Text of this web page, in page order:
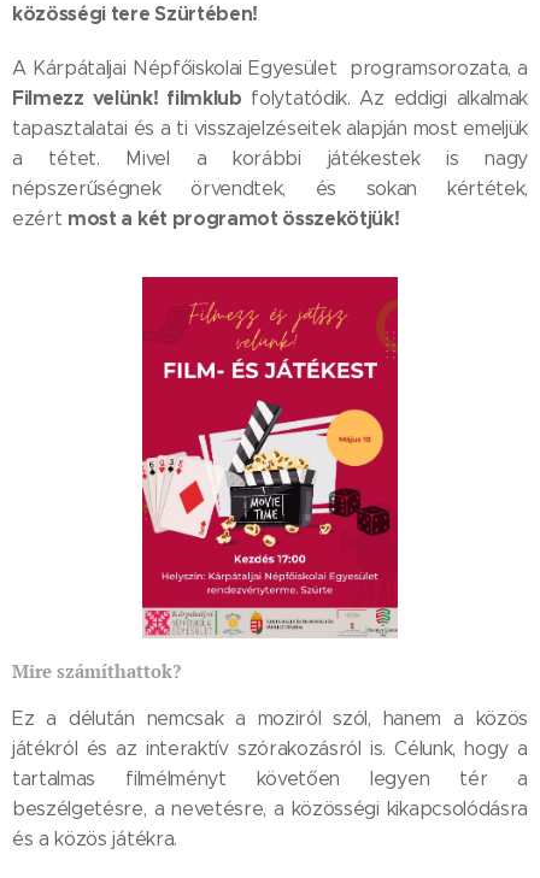
közösségi tere Szürtében!
A Kárpátaljai Népfőiskolai Egyesület programsorozata, a
Filmezz velünk! filmklub folytatódik. Az eddigi alkalmak
tapasztalatai és a ti visszajelzéseitek alapján most emeljük
a tétet. Mivel a korábbi játékestek is nagy
népszerűségnek örvendtek, és sokan kértétek,
ezért most a két programot összekötjük!
Mire számíthattok?
Ez a délután nemcsak a moziról szól, hanem a közös
játékról és az interaktív szórakozásról is. Célunk, hogy a
tartalmas filmélményt követően legyen tér a
beszélgetésre, a nevetésre, a közösségi kikapcsolódásra
és a közös játékra.